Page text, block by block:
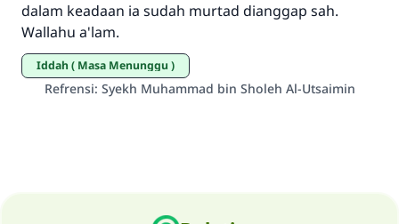
dalam keadaan ia sudah murtad dianggap sah.
Wallahu a'lam.
Iddah ( Masa Menunggu )
Refrensi: Syekh Muhammad bin Sholeh Al-Utsaimin
MUSLIM, 1893
Saham